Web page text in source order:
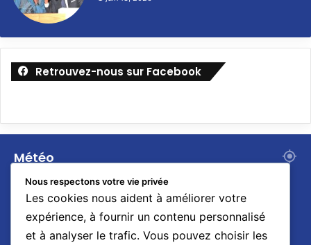
Retrouvez-nous sur Facebook
Météo
24 ℃
28º - 24º
Nous respectons votre vie privée
Les cookies nous aident à améliorer votre
expérience, à fournir un contenu personnalisé
et à analyser le trafic. Vous pouvez choisir les